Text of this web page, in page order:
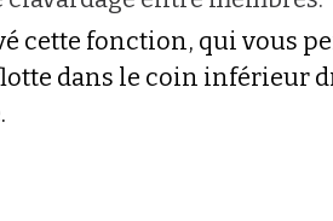
cette fonction, qui vous
dans le coin inférieur